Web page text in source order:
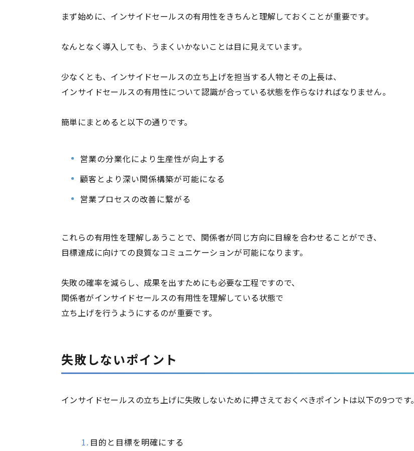
まず始めに、インサイドセールスの有用性をきちんと理解しておくことが重要です。
なんとなく導入しても、うまくいかないことは目に見えています。
少なくとも、インサイドセールスの立ち上げを担当する人物とその上長は、
インサイドセールスの有用性について認識が合っている状態を作らなければなりません。
簡単にまとめると以下の通りです。
営業の分業化により生産性が向上する
顧客とより深い関係構築が可能になる
営業プロセスの改善に繋がる
これらの有用性を理解しあうことで、関係者が同じ方向に目線を合わせることができ、
目標達成に向けての良質なコミュニケーションが可能になります。
失敗の確率を減らし、成果を出すためにも必要な工程ですので、
関係者がインサイドセールスの有用性を理解している状態で
立ち上げを行うようにするのが重要です。
失敗しないポイント
インサイドセールスの立ち上げに失敗しないために押さえておくべきポイントは以下の9つです。
目的と目標を明確にする